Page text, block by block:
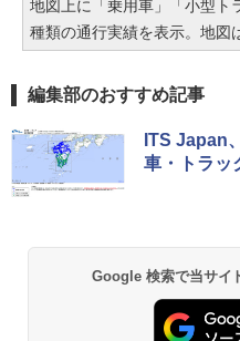
地図上に「乗用車」「小型ト
種類の通行実績を表示。地図
編集部のおすすめ記事
ITS Japan
車・トラッ
Google 検索で当サイ